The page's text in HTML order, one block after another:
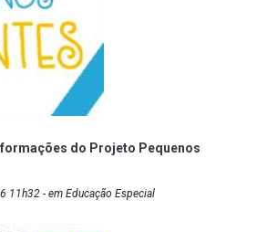
do Projeto Pequenos
11h32 - em Educação Especial